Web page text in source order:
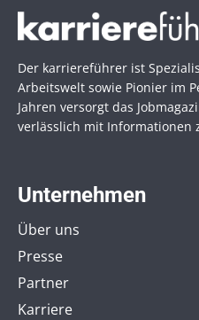
Der karriereführer ist
Arbeitswelt sowie Pionier im
Jahren versorgt das
verlässlich mit Informationen
Unternehmen
Über uns
Presse
Partner
Karriere